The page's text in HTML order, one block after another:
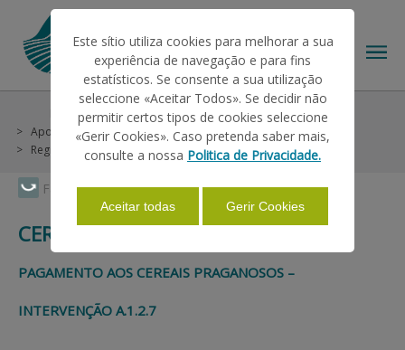
Faça Swipe para ver o menu
HELP/SUPPORT
INFORMATIONS
STATISTICS
Help/Support
Helps on Unique Request
Apoios Associados
Superfícies
Cereais Praganosos
Regras e Informações Básicas
CEREAIS PRAGANOSOS
PAGAMENTO AOS CEREAIS PRAGANOSOS –
INTERVENÇÃO A.1.2.7
Este sítio utiliza cookies para melhorar a sua
experiência de navegação e para fins
estatísticos. Se consente a sua utilização
seleccione «Aceitar Todos». Se decidir não
permitir certos tipos de cookies seleccione
«Gerir Cookies». Caso pretenda saber mais,
consulte a nossa Politica de Privacidade.
Aceitar todas Gerir Cookies